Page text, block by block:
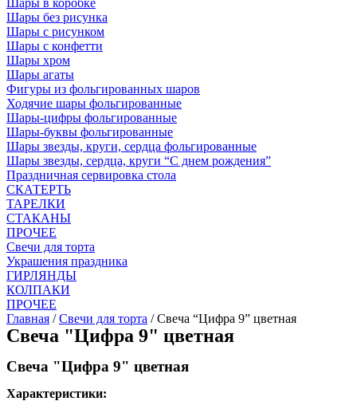
Шары без рисунка
Шары с рисунком
Шары с конфетти
Шары хром
Шары агаты
Фигуры из фольгированных шаров
Ходячие шары фольгированные
Шары-цифры фольгированные
Шары-буквы фольгированные
Шары звезды, круги, сердца фольгированные
Шары звезды, сердца, круги “С днем рождения”
Праздничная сервировка стола
СКАТЕРТЬ
ТАРЕЛКИ
СТАКАНЫ
ПРОЧЕЕ
Свечи для торта
Украшения праздника
ГИРЛЯНДЫ
КОЛПАКИ
ПРОЧЕЕ
Главная /Свечи для торта / Свеча “Цифра 9” цветная
Свеча "Цифра 9" цветная
Свеча "Цифра 9" цветная
Характеристики: